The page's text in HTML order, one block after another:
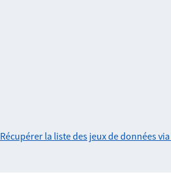
Récupérer la liste des jeux de données via